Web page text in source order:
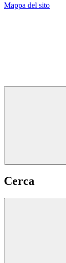
Mappa del sito
Cerca